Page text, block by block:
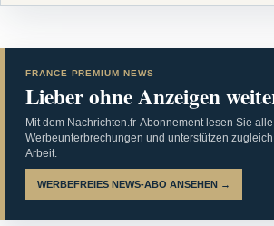
FRANCE PREMIUM NEWS
Lieber ohne Anzeigen
Mit dem Nachrichten.fr-Abonnement lesen Sie
Werbeunterbrechungen und unterstützen
Arbeit.
WERBEFREIES NEWS-ABO ANSEHEN →